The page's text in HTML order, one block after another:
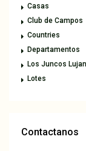
Casas
Club de Campos
Countries
Departamentos
Los Juncos Lujan
Lotes
Contactanos